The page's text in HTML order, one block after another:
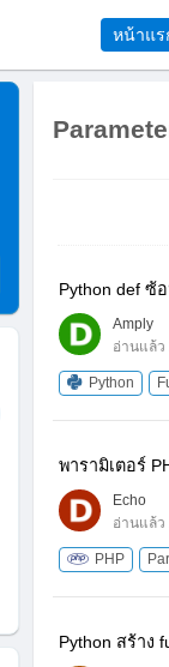
หน้าแร
Python def ซ้
Amply
อ่านแล้ว
Python
พารามิเตอร์
Echo
อ่านแล้ว
PHP
Python สร้าง